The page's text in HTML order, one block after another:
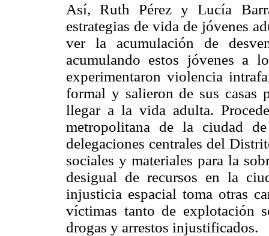
Así, Ruth Pérez y Lucía
estrategias de vida de jóvenes
ver la acumulación de
acumulando estos jóvenes a
experimentaron violencia
formal y salieron de sus casas
llegar a la vida adulta.
metropolitana de la ciudad
delegaciones centrales del
sociales y materiales para la
desigual de recursos en la
injusticia espacial toma otras
víctimas tanto de explotación
drogas y arrestos injustificados.